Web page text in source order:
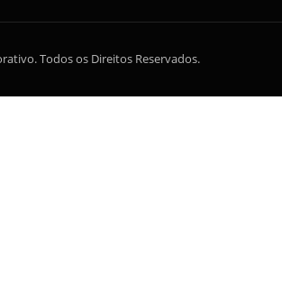
Todos os Direitos Reservados.